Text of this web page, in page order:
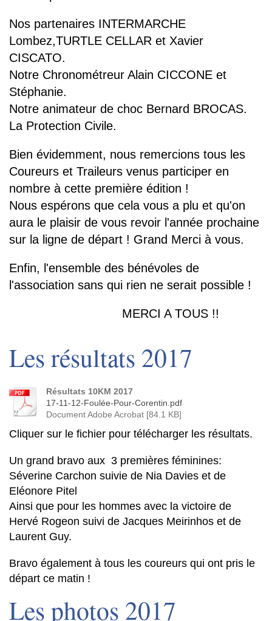
Nos partenaires INTERMARCHE
Lombez,TURTLE CELLAR et Xavier
CISCATO.
Notre Chronométreur Alain CICCONE et
Stéphanie.
Notre animateur de choc Bernard BROCAS.
La Protection Civile.
Bien évidemment, nous remercions tous les
Coureurs et Traileurs venus participer en
nombre à cette première édition !
Nous espérons que cela vous a plu et qu'on
aura le plaisir de vous revoir l'année prochaine
sur la ligne de départ ! Grand Merci à vous.
Enfin, l'ensemble des bénévoles de
l'association sans qui rien ne serait possible !
MERCI A TOUS !!
Les résultats 2017
Résultats 10KM 2017
17-11-12-Foulée-Pour-Corentin.pdf
Document Adobe Acrobat [84.1 KB]
Cliquer sur le fichier pour télécharger les résultats.
Un grand bravo aux 3 premières féminines:
Séverine Carchon suivie de Nia Davies et de
Eléonore Pitel
Ainsi que pour les hommes avec la victoire de
Hervé Rogeon suivi de Jacques Meirinhos et de
Laurent Guy.
Bravo également à tous les coureurs qui ont pris le
départ ce matin !
Les photos 2017